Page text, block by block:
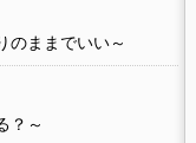
のままでいい～
？～